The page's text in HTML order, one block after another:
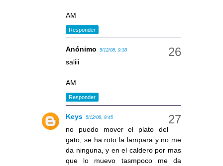
AM
Responder
Anónimo 5/12/08, 9:38
saliii
AM
Responder
Keys 5/12/08, 9:45
no puedo mover el plato del
gato, se ha roto la lampara y no me
da ninguna, y en el caldero por mas
que lo muevo tasmpoco me da